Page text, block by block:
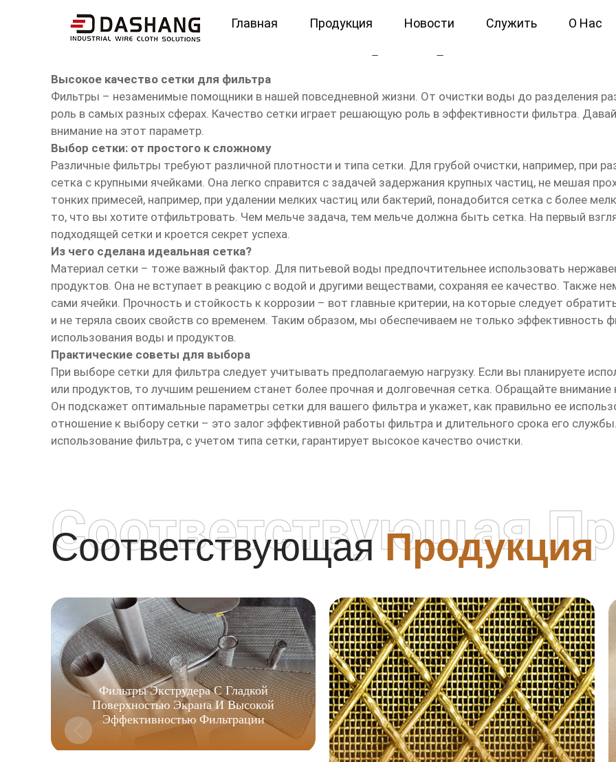
Главная Продукция Новости Служить О Нас
высокое ксчество сетка для фильтра
Высокое качество сетки для фильтра
Фильтры – незаменимые помощники в нашей повседневной жизни. От очистки воды до разделения
роль в самых разных сферах. Качество сетки играет решающую роль в эффективности фильтра.
внимание на этот параметр.
Выбор сетки: от простого к сложному
Различные фильтры требуют различной плотности и типа сетки. Для грубой очистки, например, при
сетка с крупными ячейками. Она легко справится с задачей задержания крупных частиц, не мешая
тонких примесей, например, при удалении мелких частиц или бактерий, понадобится сетка с более
то, что вы хотите отфильтровать. Чем мельче задача, тем мельче должна быть сетка. На первый
подходящей сетки и кроется секрет успеха.
Из чего сделана идеальная сетка?
Материал сетки – тоже важный фактор. Для питьевой воды предпочтительнее использовать
продуктов. Она не вступает в реакцию с водой и другими веществами, сохраняя ее качество. Также
сами ячейки. Прочность и стойкость к коррозии – вот главные критерии, на которые следует
и не теряла своих свойств со временем. Таким образом, мы обеспечиваем не только эффективность
использования воды и продуктов.
Практические советы для выбора
При выборе сетки для фильтра следует учитывать предполагаемую нагрузку. Если вы планируете
или продуктов, то лучшим решением станет более прочная и долговечная сетка. Обращайте
Он подскажет оптимальные параметры сетки для вашего фильтра и укажет, как правильно ее
отношение к выбору сетки – это залог эффективной работы фильтра и длительного срока его
использование фильтра, с учетом типа сетки, гарантирует высокое качество очистки.
СоответствующаяПродукция
Соответствующая
Фильтры Экструдера С Гладкой
Поверхностью Экрана И Высокой
Эффективностью Фильтрации